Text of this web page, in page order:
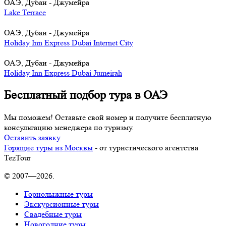
ОАЭ, Дубаи - Джумейра
Lake Terrace
ОАЭ, Дубаи - Джумейра
Holiday Inn Express Dubai Internet City
ОАЭ, Дубаи - Джумейра
Holiday Inn Express Dubai Jumeirah
Бесплатный подбор тура в ОАЭ
Мы поможем! Оставьте свой номер и получите бесплатную
консультацию менеджера по туризму.
Оставить заявку
Горящие туры из Москвы - от туристического агентства
TezTour
© 2007—2026.
Горнолыжные туры
Экскурсионные туры
Свадебные туры